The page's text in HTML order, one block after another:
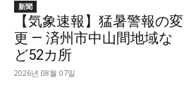
新聞
【気象速報】猛暑警報の変
更 — 済州市中山間地域な
ど52カ所
2026년 08월 07일